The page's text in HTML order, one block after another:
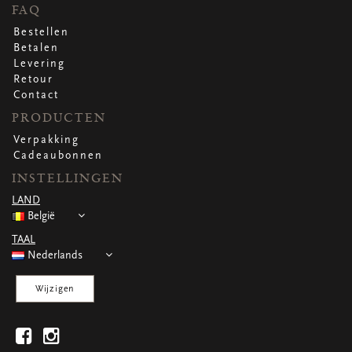
WENSKAARTEN
Vierkante wenskaartjes
bekijk alle
Langwerpige wenskaartjes
bekijk alle
Rechthoekige wenskaartjes
bekijk alle
Wenskaarten
bekijk alle
Per gelegenheid
bekijk alle
FAQ
Bestellen
Betalen
Levering
Retour
Contact
PRODUCTEN
Verpakking
Cadeaubonnen
INSTELLINGEN
LAND
België
TAAL
Nederlands
Wijzigen